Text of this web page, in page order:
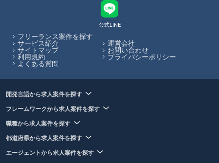
公式LINE
フリーランス案件を探す
サービス紹介
運営会社
サイトマップ
お問い合わせ
利用規約
プライバシーポリシー
よくある質問
開発言語から求人案件を探す
フレームワークから求人案件を探す
職種から求人案件を探す
都道府県から求人案件を探す
エージェントから求人案件を探す